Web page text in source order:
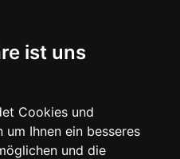
ist uns
Cookies und
Ihnen ein besseres
und die